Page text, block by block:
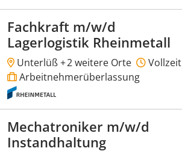
Fachkraft m/w/d
Lagerlogistik Rheinmetall
Unterlüß +2 weitere Orte
Vollzeit
Arbeitnehmerüberlassung
Mechatroniker m/w/d
Instandhaltung